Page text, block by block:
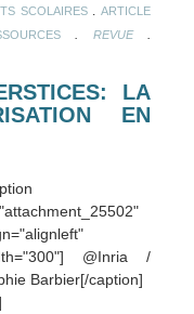
SCOLAIRES. ARTICLE
. REVUE.
LA
EN
@Inria /
Barbier[/caption]